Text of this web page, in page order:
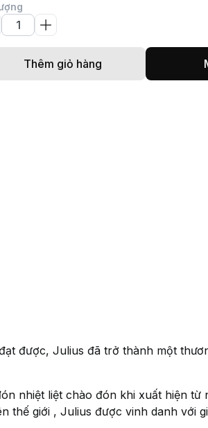
Thêm giỏ hàng
được, Julius đã trở thành một
nhiệt liệt chào đón khi xuất hiện từ
giới , Julius được vinh danh với